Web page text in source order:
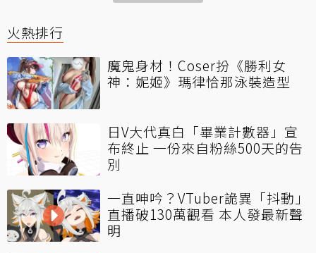
火熱排行
魔鬼身材！Coser扮《勝利女
神：妮姬》瑪律恰那泳裝造型
日V大代真白「畢業計數器」宣
布終止 一份來自粉絲500天的告
別
一直呻吟？VTuber詭異「抖動」
直播破130萬觀看 本人發最新聲
明